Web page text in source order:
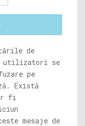
de
utilizatori se
pe
Există
fi
mesaje de